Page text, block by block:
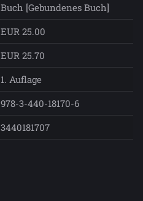
Buch [Gebundenes Buch]
EUR 25.00
EUR 25.70
1. Auflage
978-3-440-18170-6
3440181707